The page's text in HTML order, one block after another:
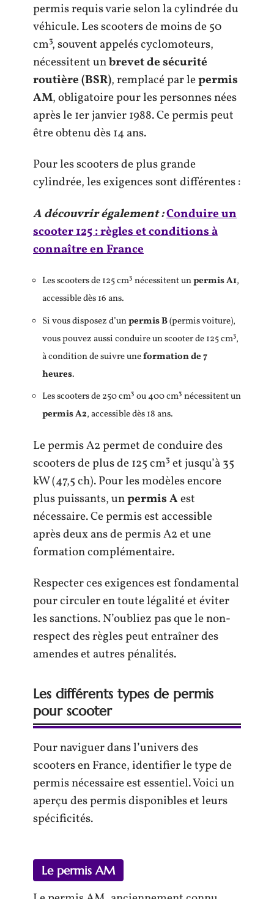
permis requis varie selon la cylindrée du
véhicule. Les scooters de moins de 50
cm³, souvent appelés cyclomoteurs,
nécessitent unbrevet de sécurité
routière (BSR), remplacé par lepermis
AM, obligatoire pour les personnes nées
après le 1er janvier 1988. Ce permis peut
être obtenu dès 14 ans.
Pour les scooters de plus grande
cylindrée, les exigences sont différentes :
A découvrir également :Conduire un
scooter 125 : règles et conditions à
connaître en France
Les scooters de 125 cm³ nécessitent unpermis A1,
accessible dès 16 ans.
Si vous disposez d’unpermis B(permis voiture),
vous pouvez aussi conduire un scooter de 125 cm³,
à condition de suivre uneformation de 7
heures.
Les scooters de 250 cm³ ou 400 cm³ nécessitent un
permis A2, accessible dès 18 ans.
Le permis A2 permet de conduire des
scooters de plus de 125 cm³ et jusqu’à 35
kW (47,5 ch). Pour les modèles encore
plus puissants, unpermis Aest
nécessaire. Ce permis est accessible
après deux ans de permis A2 et une
formation complémentaire.
Respecter ces exigences est fondamental
pour circuler en toute légalité et éviter
les sanctions. N’oubliez pas que le non-
respect des règles peut entraîner des
amendes et autres pénalités.
Les différents types de permis
pour scooter
Pour naviguer dans l’univers des
scooters en France, identifier le type de
permis nécessaire est essentiel. Voici un
aperçu des permis disponibles et leurs
spécificités.
Le permis AM